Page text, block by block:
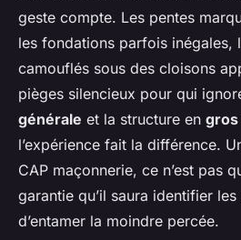
geste compte. Les pentes
les fondations parfois inégales,
camouflés sous des cloisons
pièges silencieux pour qui
générale et la structure en
l’expérience fait la différence.
CAP maçonnerie, ce n’est pas
garantie qu’il saura identifier
d’entamer la moindre percée.